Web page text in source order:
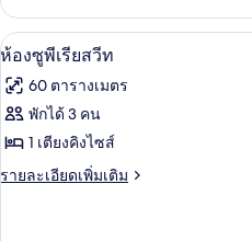
เกี่ยว
กับ
Suite
Prestige
เปิด
ภาพถ่าย
ทั้งหมด
ของ
ห้อง
5
ห้องซูพีเรียสวีท
60 ตารางเมตร
พักได้ 3 คน
1 เตียงคิงไซส์
รายละเอียดเพิ่มเติม
ราย